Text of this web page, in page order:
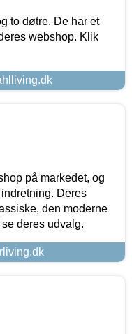
to døtre. De har et
webshop. Klik
på markedet, og
Deres
den moderne
deres udvalg.